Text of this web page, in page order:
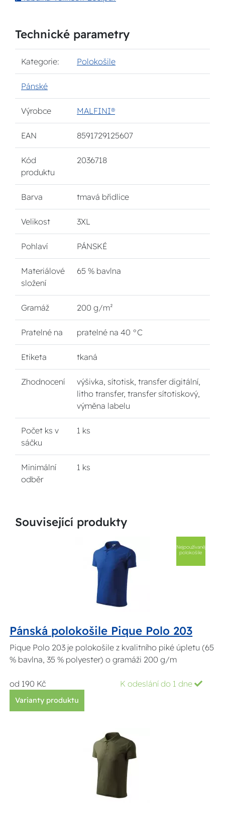
Technické parametry
Kategorie: Polokošile
Pánské
Výrobce MALFINI®
EAN 8591729125607
Kód
produktu
2036718
Barva tmavá břidlice
Velikost 3XL
Pohlaví PÁNSKÉ
Materiálové
složení
65 % bavlna
Gramáž 200 g/m²
Pratelné na pratelné na 40 °C
Etiketa tkaná
Zhodnocení
výšivka, sítotisk, transfer digitální,
litho transfer, transfer sítotiskový,
výměna labelu
Počet ks v
sáčku
1 ks
Minimální
odběr
1 ks
Související produkty
Nejpoužívanější
polokošile
Pánská polokošile Pique Polo 203
Pique Polo 203 je polokošile z kvalitního piké úpletu (65
% bavlna, 35 % polyester) o gramáži 200 g/m
od 190 Kč K odeslání do 1 dne
Varianty produktu